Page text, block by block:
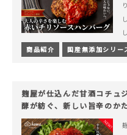
商品紹介 国産無添加シリー
麹屋が仕込んだ甘酒コチュ
酵が紡ぐ、新しい旨辛のかた